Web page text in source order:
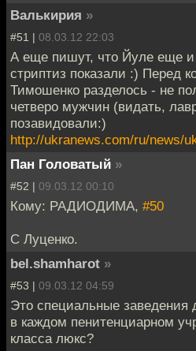
Валькирия »
#51 | 08.03.12 22:03
А еще пишут, что Йуле еще
стриптиз показали :) Перед
Тимошенко разделось - не
четверо мужчин (видать,
позавидовали:)
http://ukranews.com/ru/news/
Пан Головатый »
#52 | 09.03.12 00:10
Кому: РАДИОДИМА, #50
С Луценко.
bel.shamharot »
#53 | 09.03.12 04:59
Это специальные заведения
в каждом пенитенциарном
класса люкс?